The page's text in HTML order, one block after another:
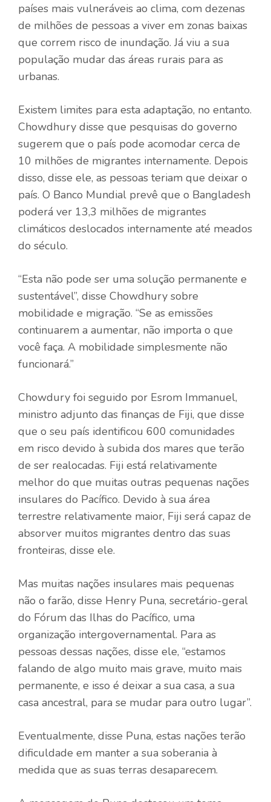
países mais vulneráveis ​​ao clima, com dezenas
de milhões de pessoas a viver em zonas baixas
que correm risco de inundação. Já viu a sua
população mudar das áreas rurais para as
urbanas.
Existem limites para esta adaptação, no entanto.
Chowdhury disse que pesquisas do governo
sugerem que o país pode acomodar cerca de
10 milhões de migrantes internamente. Depois
disso, disse ele, as pessoas teriam que deixar o
país. O Banco Mundial prevê que o Bangladesh
poderá ver 13,3 milhões de migrantes
climáticos deslocados internamente até meados
do século.
“Esta não pode ser uma solução permanente e
sustentável”, disse Chowdhury sobre
mobilidade e migração. “Se as emissões
continuarem a aumentar, não importa o que
você faça. A mobilidade simplesmente não
funcionará.”
Chowdury foi seguido por Esrom Immanuel,
ministro adjunto das finanças de Fiji, que disse
que o seu país identificou 600 comunidades
em risco devido à subida dos mares que terão
de ser realocadas. Fiji está relativamente
melhor do que muitas outras pequenas nações
insulares do Pacífico. Devido à sua área
terrestre relativamente maior, Fiji será capaz de
absorver muitos migrantes dentro das suas
fronteiras, disse ele.
Mas muitas nações insulares mais pequenas
não o farão, disse Henry Puna, secretário-geral
do Fórum das Ilhas do Pacífico, uma
organização intergovernamental. Para as
pessoas dessas nações, disse ele, “estamos
falando de algo muito mais grave, muito mais
permanente, e isso é deixar a sua casa, a sua
casa ancestral, para se mudar para outro lugar”.
Eventualmente, disse Puna, estas nações terão
dificuldade em manter a sua soberania à
medida que as suas terras desaparecem.